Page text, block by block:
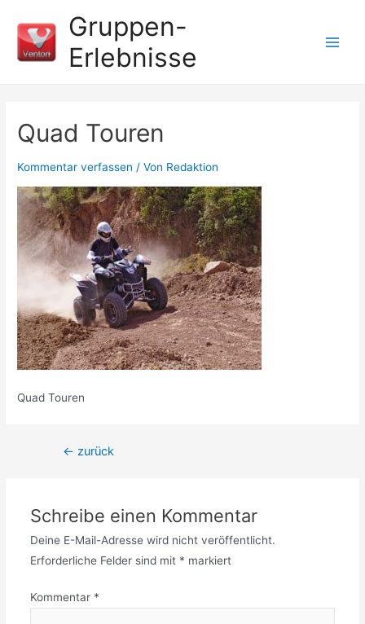
Gruppen-
Erlebnisse
Quad Touren
Kommentar verfassen / Von Redaktion
Quad Touren
← zurück
Schreibe einen Kommentar
Deine E-Mail-Adresse wird nicht veröffentlicht.
Erforderliche Felder sind mit * markiert
Kommentar *